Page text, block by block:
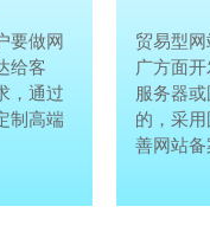
要做网
给客
，通过
制高端
先和客户有
站的要求，
户，根据客
设计师的精
企业网站。
贸易型
广方面
服务器
的，采
善网站备